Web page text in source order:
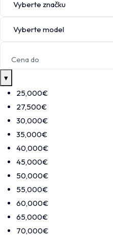
▾
25,000€
27,500€
30,000€
35,000€
40,000€
45,000€
50,000€
55,000€
60,000€
65,000€
70,000€